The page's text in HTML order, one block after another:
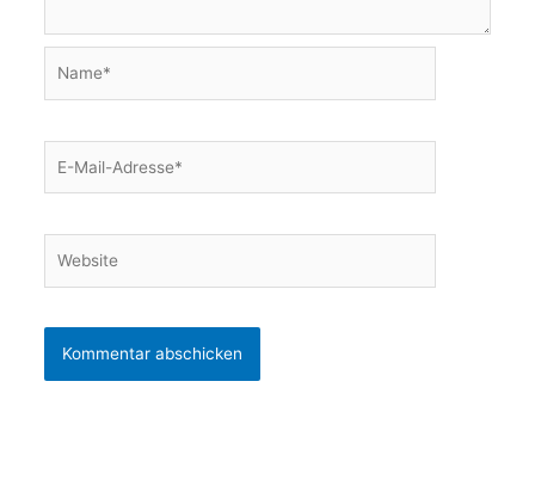
Mail-